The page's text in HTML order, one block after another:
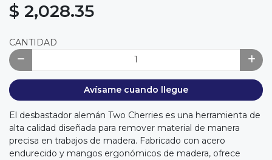
$ 2,028.35
CANTIDAD
Avísame cuando llegue
El desbastador alemán Two Cherries es una herramienta de
alta calidad diseñada para remover material de manera
precisa en trabajos de madera. Fabricado con acero
endurecido y mangos ergonómicos de madera, ofrece